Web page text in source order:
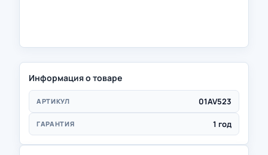
Информация о товаре
АРТИКУЛ 01AV523
ГАРАНТИЯ 1 год